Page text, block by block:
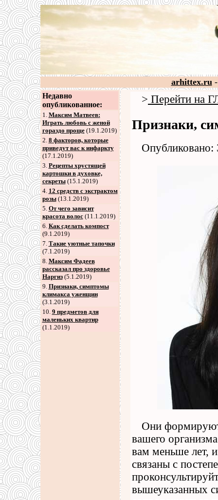
arhittex.ru-
Недавно
опубликованное:
1. Максим Матвеев:
Играть любовь с женой
гораздо проще(19.1.2019)
2. 8 факторов, которые
приведут вас к инфаркту
(17.1.2019)
3. Рецепты хрустящей
картошки в духовке,
секреты(15.1.2019)
4. 12 средств с экстрактом
розы(13.1.2019)
5. От чего зависит
красота волос(11.1.2019)
6. Как сделать компост
(9.1.2019)
7. Такие уютные тапочки
(7.1.2019)
8. Максим Фадеев
рассказал про здоровье
Наргиз(5.1.2019)
9. Признаки, симптомы
климакса уженщин
(3.1.2019)
10. 9 предметов для
маленьких квартир
(1.1.2019)
> Перейти на
Признаки,
Опубликовано:
Они
вашего
вам меньше лет,
связаны с
вышеуказанных